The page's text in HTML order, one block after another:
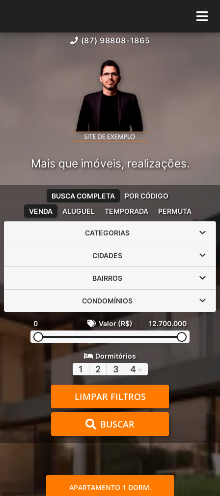
(87) 98808-1865
Mais que imóveis, realizações.
VENDA ALUGUEL TEMPORADA PERMUTA
BUSCA COMPLETA POR CÓDIGO
CATEGORIAS
CIDADES
BAIRROS
CONDOMÍNIOS
0 Valor (R$) 12.700.000
Dormitórios
1 2 3 4 +
LIMPAR FILTROS
BUSCAR
APARTAMENTO 1 DORM.